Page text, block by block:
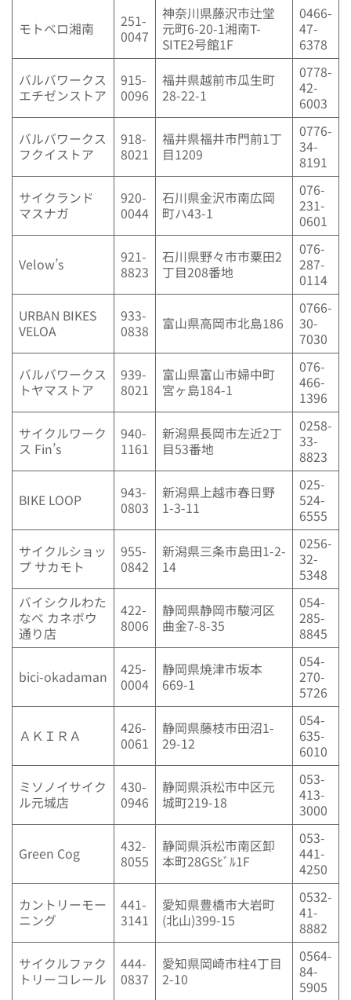
モトベロ湘南
251-
0047
神奈川県藤沢市辻堂
元町6-20-1湘南T-
SITE2号館1F
0466-
47-
6378
バルバワークス
エチゼンストア
915-
0096
福井県越前市瓜生町
28-22-1
0778-
42-
6003
バルバワークス
フクイストア
918-
8021
福井県福井市門前1丁
目1209
0776-
34-
8191
サイクランド
マスナガ
920-
0044
石川県金沢市南広岡
町ハ43-1
076-
231-
0601
Velow’s
921-
8823
石川県野々市市粟田2
丁目208番地
076-
287-
0114
URBAN BIKES
VELOA
933-
0838
富山県高岡市北島186
0766-
30-
7030
バルバワークス
トヤマストア
939-
8021
富山県富山市婦中町
宮ヶ島184-1
076-
466-
1396
サイクルワーク
ス Fin’s
940-
1161
新潟県長岡市左近2丁
目53番地
0258-
33-
8823
BIKE LOOP
943-
0803
新潟県上越市春日野
1-3-11
025-
524-
6555
サイクルショッ
プ サカモト
955-
0842
新潟県三条市島田1-2-
14
0256-
32-
5348
バイシクルわた
なべ カネボウ
通り店
422-
8006
静岡県静岡市駿河区
曲金7-8-35
054-
285-
8845
bici-okadaman
425-
0004
静岡県焼津市坂本
669-1
054-
270-
5726
ＡＫＩＲＡ
426-
0061
静岡県藤枝市田沼1-
29-12
054-
635-
6010
ミソノイサイク
ル元城店
430-
0946
静岡県浜松市中区元
城町219-18
053-
413-
3000
Green Cog
432-
8055
静岡県浜松市南区卸
本町28GSﾋﾞﾙ1F
053-
441-
4250
カントリーモー
ニング
441-
3141
愛知県豊橋市大岩町
(北山)399-15
0532-
41-
8882
サイクルファク
トリーコレール
444-
0837
愛知県岡崎市柱4丁目
2-10
0564-
84-
5905